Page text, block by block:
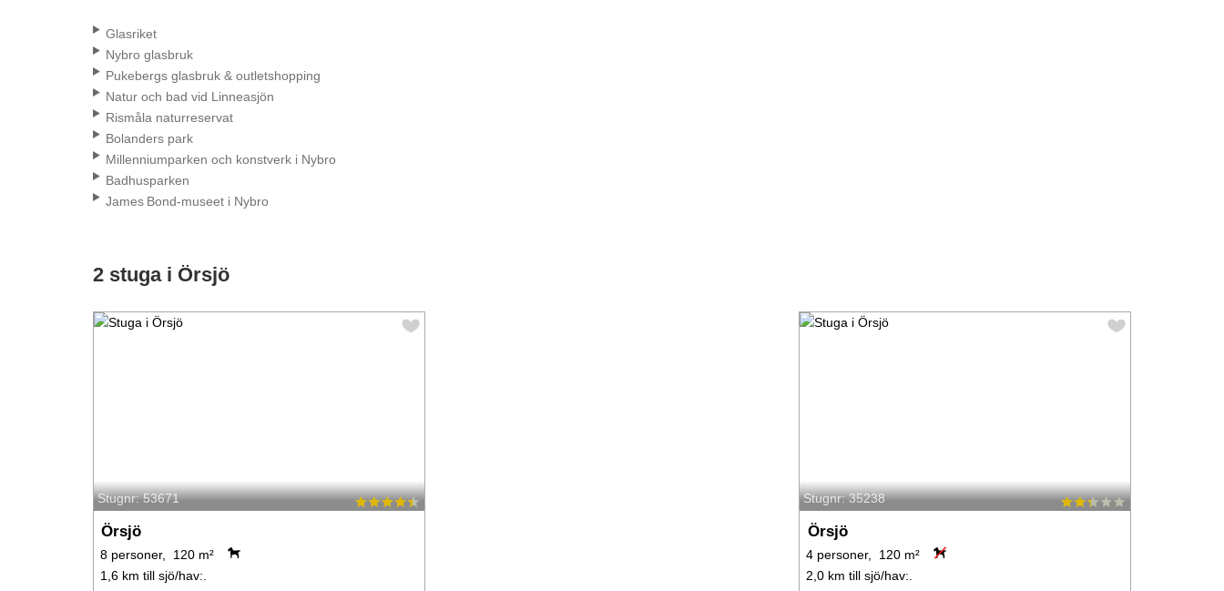
Glasriket
Nybro glasbruk
Pukebergs glasbruk & outletshopping
Natur och bad vid Linneasjön
Rismåla naturreservat
Bolanders park
Millenniumparken och konstverk i Nybro
Badhusparken
James Bond‑museet i Nybro
2 stuga i Örsjö
Stugnr: 53671
Örsjö
8 personer, 120 m²
1,6 km till sjö/hav:.
Stugnr: 35238
Örsjö
4 personer, 120 m²
2,0 km till sjö/hav:.